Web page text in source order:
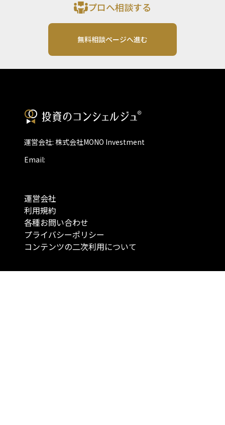
プロへ相談する
無料相談ページへ進む
運営会社: 株式会社MONO Investment
Email:
運営会社
利用規約
各種お問い合わせ
プライバシーポリシー
コンテンツの二次利用について